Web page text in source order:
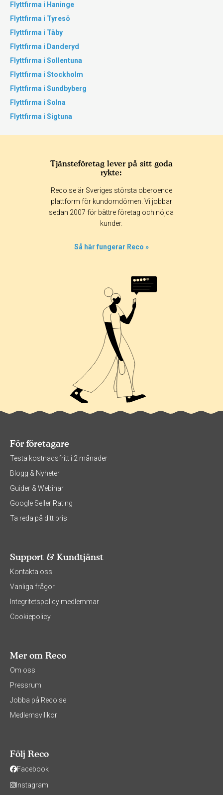
Flyttfirma i Haninge
Flyttfirma i Tyresö
Flyttfirma i Täby
Flyttfirma i Danderyd
Flyttfirma i Sollentuna
Flyttfirma i Stockholm
Flyttfirma i Sundbyberg
Flyttfirma i Solna
Flyttfirma i Sigtuna
Tjänsteföretag lever på sitt goda
rykte:
Reco.se är Sveriges största oberoende
plattform för kundomdömen. Vi jobbar
sedan 2007 för bättre företag och nöjda
kunder.
Så här fungerar Reco »
För företagare
Testa kostnadsfritt i 2 månader
Blogg & Nyheter
Guider & Webinar
Google Seller Rating
Ta reda på ditt pris
Support & Kundtjänst
Kontakta oss
Vanliga frågor
Integritetspolicy medlemmar
Cookiepolicy
Mer om Reco
Om oss
Pressrum
Jobba på Reco.se
Medlemsvillkor
Följ Reco
Facebook
Instagram